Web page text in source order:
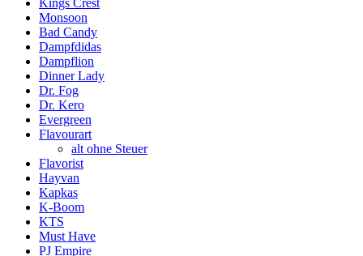
Kings Crest
Monsoon
Bad Candy
Dampfdidas
Dampflion
Dinner Lady
Dr. Fog
Dr. Kero
Evergreen
Flavourart
alt ohne Steuer
Flavorist
Hayvan
Kapkas
K-Boom
KTS
Must Have
PJ Empire